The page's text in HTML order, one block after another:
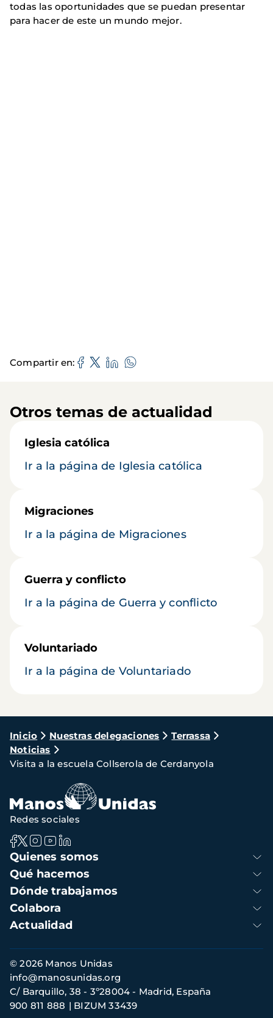
todas las oportunidades que se puedan presentar
para hacer de este un mundo mejor.
Compartir en
Otros temas de actualidad
Iglesia católica
Ir a la página de Iglesia católica
Migraciones
Ir a la página de Migraciones
Guerra y conflicto
Ir a la página de Guerra y conflicto
Voluntariado
Ir a la página de Voluntariado
Ruta
de
navegación
Inicio Nuestras delegaciones
Terrassa
Noticias
Visita a la escuela Collserola de Cerdanyola
Navegación
principal
Quienes somos
Qué hacemos
Dónde trabajamos
Colabora
Actualidad
Redes sociales
Información
de
contacto
© 2026 Manos Unidas
C/ Barquillo, 38 - 3º28004 - Madrid, España
900 811 888
BIZUM 33439
info@manosunidas.org